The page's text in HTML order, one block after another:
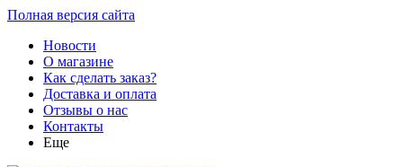
Полная версия сайта
Новости
О магазине
Как сделать заказ?
Доставка и оплата
Отзывы о нас
Контакты
Еще